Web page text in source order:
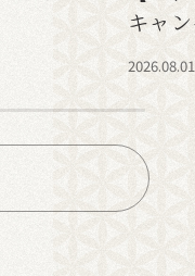
キャ
2026.08.01